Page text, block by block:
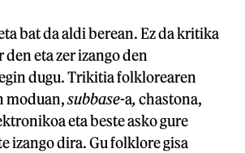
bat da aldi berean. Ez da kritika
eta zer izango den
dugu. Trikitia folklorearen
moduan,subbase-a,chastona,
eta beste asko gure
izango dira. Gu folklore gisa